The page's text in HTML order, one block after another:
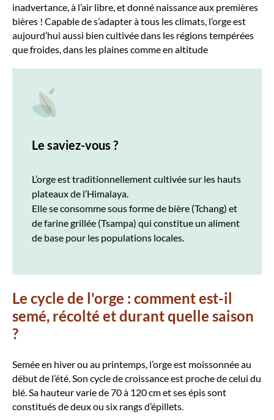
inadvertance, à l’air libre, et donné naissance aux premières
bières ! Capable de s’adapter à tous les climats, l’orge est
aujourd’hui aussi bien cultivée dans les régions tempérées
que froides, dans les plaines comme en altitude
Le saviez-vous ?
L’orge est traditionnellement cultivée sur les hauts
plateaux de l’Himalaya.
Elle se consomme sous forme de bière (Tchang) et
de farine grillée (Tsampa) qui constitue un aliment
de base pour les populations locales.
Le cycle de l'orge : comment est-il
semé, récolté et durant quelle saison
?
Semée en hiver ou au printemps, l’orge est moissonnée au
début de l’été. Son cycle de croissance est proche de celui du
blé. Sa hauteur varie de 70 à 120 cm et ses épis sont
constitués de deux ou six rangs d’épillets.